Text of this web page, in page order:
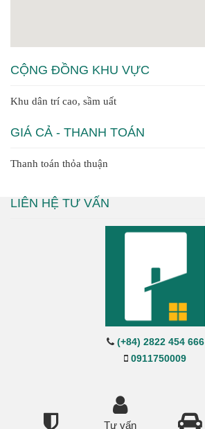
CỘNG ĐỒNG KHU VỰC
Khu dân trí cao, sầm uất
GIÁ CẢ - THANH TOÁN
Thanh toán thỏa thuận
LIÊN HỆ TƯ VẤN
(+84) 2822 454 666
0911750009
Tư vấn